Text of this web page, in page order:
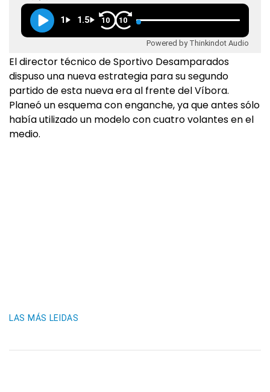
1 1.5 10 10
Powered by Thinkindot Audio
El director técnico de Sportivo Desamparados
dispuso una nueva estrategia para su segundo
partido de esta nueva era al frente del Víbora.
Planeó un esquema con enganche, ya que antes sólo
había utilizado un modelo con cuatro volantes en el
medio.
LAS MÁS LEIDAS